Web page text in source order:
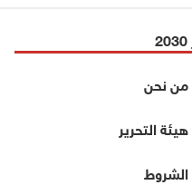
من نحن
هيئة التحرير
الشروط